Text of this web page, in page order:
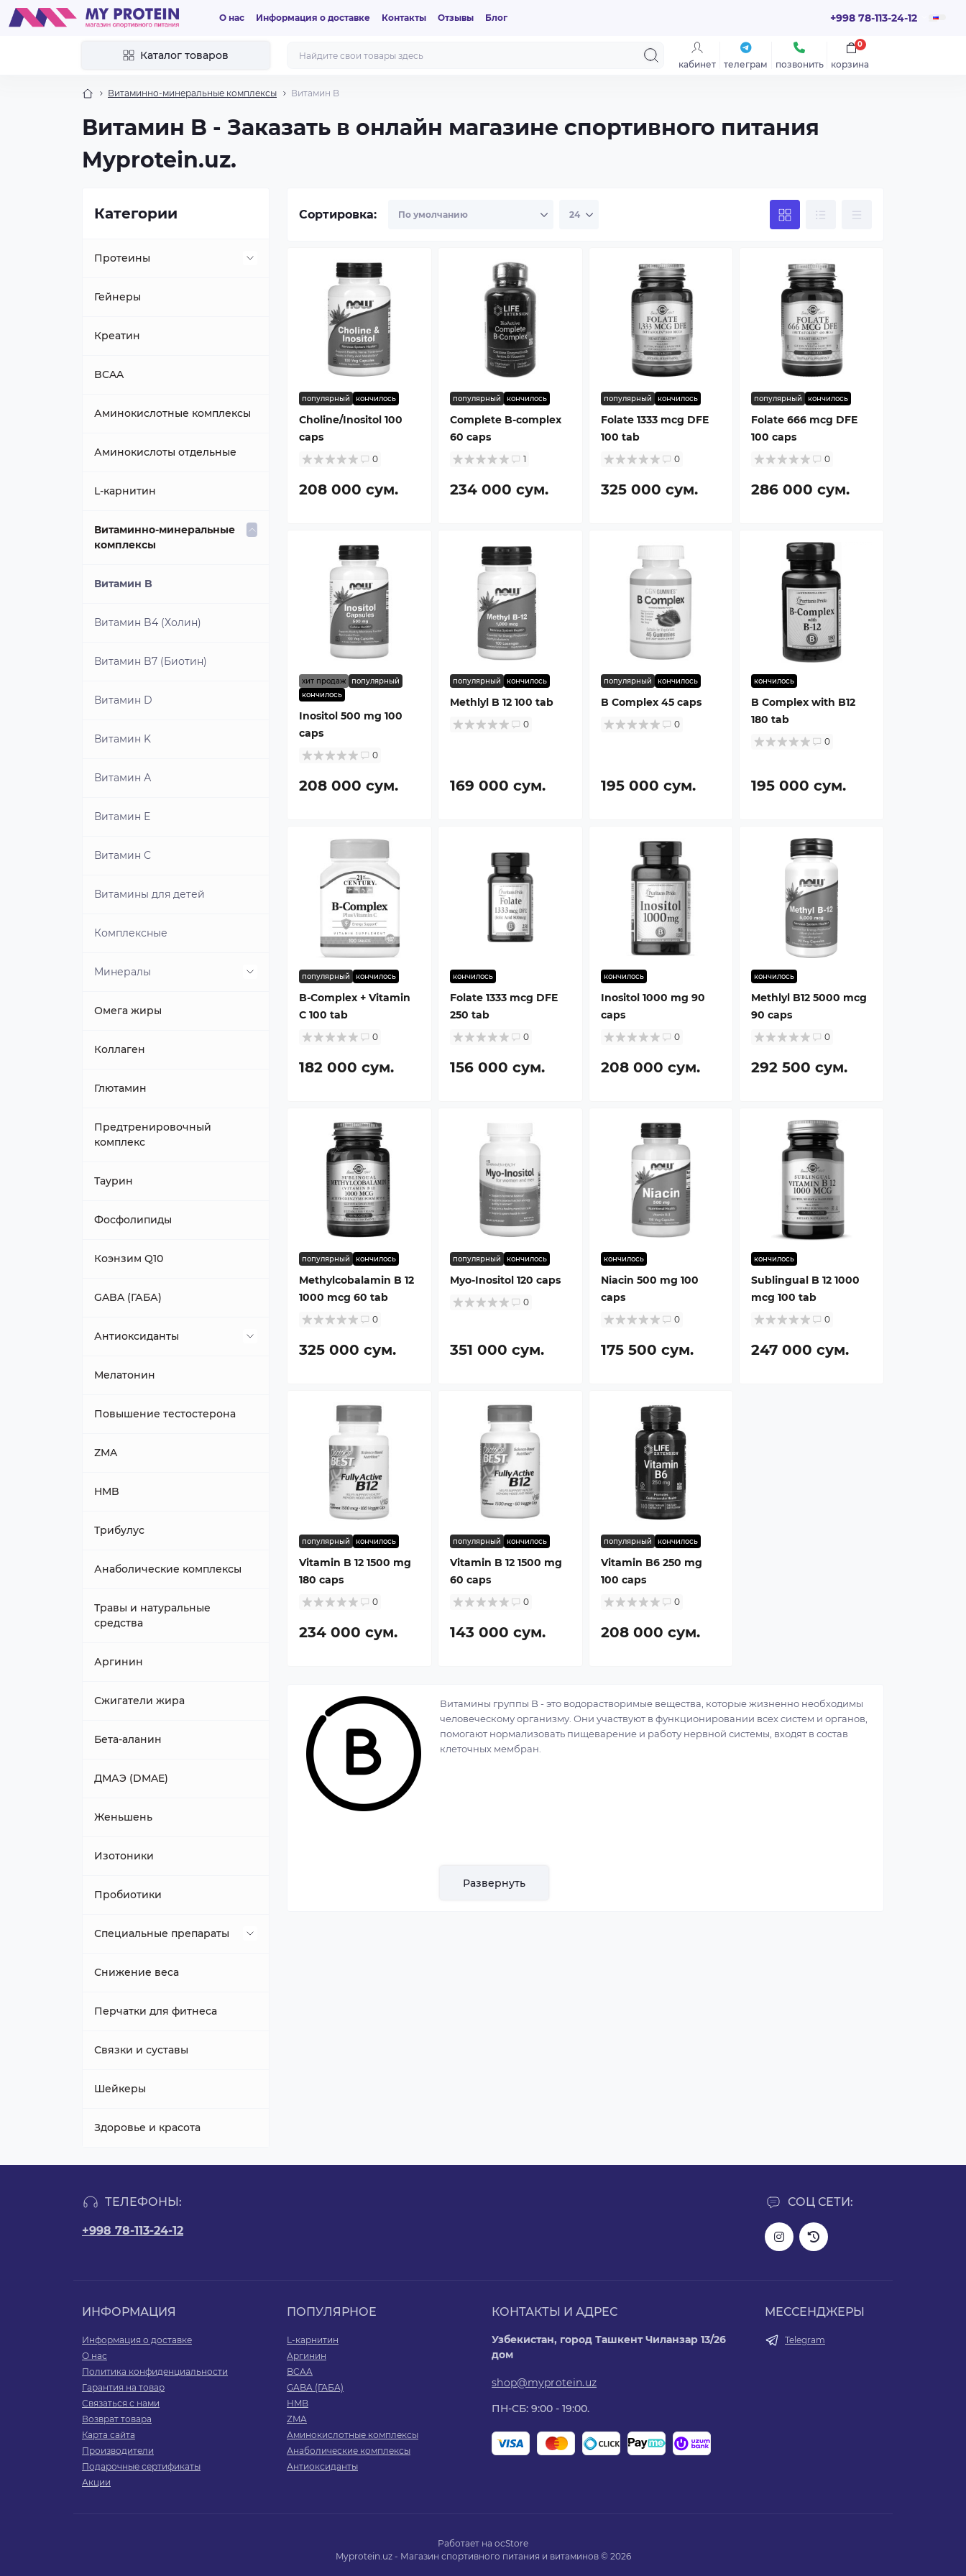
О нас Информация о доставке Контакты Отзывы Блог +998 78-113-24-12
Каталог товаров
кабинет телеграм позвонить корзина
0
Витаминно-минеральные комплексы Витамин B
Витамин B - Заказать в онлайн магазине спортивного питания
Myprotein.uz.
Категории
Протеины
Растительный
Говяжий
Изолят
Казеиновый
Многокомпонентный
Сывороточный
Гейнеры
Креатин
BCAA
Аминокислотные комплексы
Аминокислоты отдельные
L-карнитин
Витаминно-минеральные
комплексы
Витамин B
Витамин B4 (Холин)
Витамин B7 (Биотин)
Витамин D
Витамин K
Витамин А
Витамин Е
Витамин С
Витамины для детей
Комплексные
Минералы
Железо
Омега жиры
Коллаген
Глютамин
Предтренировочный
комплекс
Таурин
Фосфолипиды
Коэнзим Q10
GABA (ГАБА)
Антиоксиданты
Альфа-липоевая кислота
Мелатонин
Повышение тестостерона
ZMA
HMB
Трибулус
Анаболические комплексы
Травы и натуральные
средства
Аргинин
Сжигатели жира
Бета-аланин
ДМАЭ (DMAE)
Женьшень
Изотоники
Пробиотики
Специальные препараты
Препарат для печени
Снижение веса
Перчатки для фитнеса
Связки и суставы
Шейкеры
Здоровье и красота
Сортировка:
популярный кончилось
Choline/Inositol 100
caps
0
208 000 сум.
популярный кончилось
Complete B-complex
60 caps
1
234 000 сум.
популярный кончилось
Folate 1333 mcg DFE
100 tab
0
325 000 сум.
популярный кончилось
Folate 666 mcg DFE
100 caps
0
286 000 сум.
хит продаж
популярный
кончилось
Inositol 500 mg 100
caps
0
208 000 сум.
популярный кончилось
Methlyl B 12 100 tab
0
169 000 сум.
популярный кончилось
B Complex 45 caps
0
195 000 сум.
кончилось
B Complex with B12
180 tab
0
195 000 сум.
популярный кончилось
B-Complex + Vitamin
C 100 tab
0
182 000 сум.
кончилось
Folate 1333 mcg DFE
250 tab
0
156 000 сум.
кончилось
Inositol 1000 mg 90
caps
0
208 000 сум.
кончилось
Methlyl B12 5000 mcg
90 caps
0
292 500 сум.
популярный кончилось
Methylcobalamin B 12
1000 mcg 60 tab
0
325 000 сум.
популярный кончилось
Myo-Inositol 120 caps
0
351 000 сум.
кончилось
Niacin 500 mg 100
caps
0
175 500 сум.
кончилось
Sublingual B 12 1000
mcg 100 tab
0
247 000 сум.
популярный кончилось
Vitamin B 12 1500 mg
180 caps
0
234 000 сум.
популярный кончилось
Vitamin B 12 1500 mg
60 caps
0
143 000 сум.
популярный кончилось
Vitamin B6 250 mg
100 caps
0
208 000 сум.
Витамины группы B - это водорастворимые вещества, которые жизненно необходимы
человеческому организму. Они участвуют в функционировании всех систем и органов,
помогают нормализовать пищеварение и работу нервной системы, входят в состав
клеточных мембран.
Развернуть
ТЕЛЕФОНЫ:
+998 78-113-24-12
СОЦ СЕТИ:
ИНФОРМАЦИЯ
Информация о доставке
О нас
Политика конфиденциальности
Гарантия на товар
Связаться с нами
Возврат товара
Карта сайта
Производители
Подарочные сертификаты
Акции
ПОПУЛЯРНОЕ
L-карнитин
Аргинин
BCAA
GABA (ГАБА)
HMB
ZMA
Аминокислотные комплексы
Анаболические комплексы
Антиоксиданты
КОНТАКТЫ И АДРЕС
Узбекистан, город Ташкент Чиланзар 13/26
дом
shop@myprotein.uz
ПН-СБ: 9:00 - 19:00.
МЕССЕНДЖЕРЫ
Telegram
Работает на ocStore
Myprotein.uz - Магазин спортивного питания и витаминов © 2026